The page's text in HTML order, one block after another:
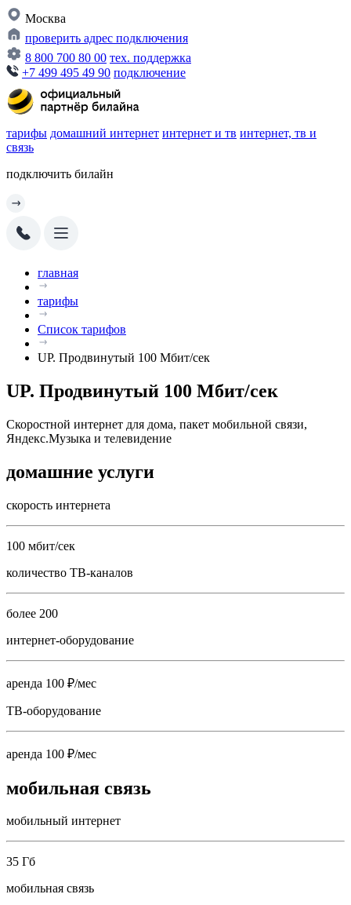
Москва
проверить адрес подключения
8 800 700 80 00 тех. поддержка
+7 499 495 49 90 подключение
тарифы домашний интернет интернет и тв интернет, тв и
связь
подключить билайн
главная
тарифы
Список тарифов
UP. Продвинутый 100 Мбит/сек
UP. Продвинутый 100 Мбит/сек
Скоростной интернет для дома, пакет мобильной связи,
Яндекс.Музыка и телевидение
домашние услуги
скорость интернета
100 мбит/сек
количество ТВ-каналов
более 200
интернет-оборудование
аренда 100 ₽/мес
ТВ-оборудование
аренда 100 ₽/мес
мобильная связь
мобильный интернет
35 Гб
мобильная связь